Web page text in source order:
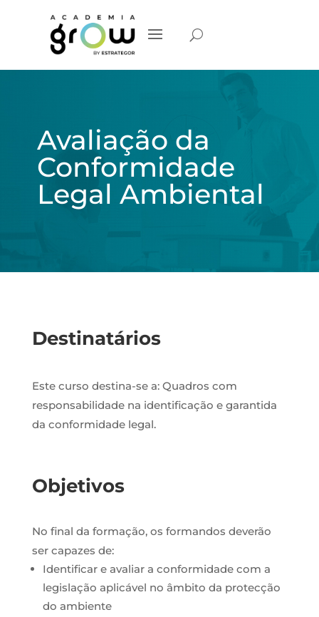
Avaliação da
Conformidade
Legal Ambiental
Destinatários
Este curso destina-se a: Quadros com
responsabilidade na identificação e garantida
da conformidade legal.
Objetivos
No final da formação, os formandos deverão
ser capazes de:
Identificar e avaliar a conformidade com a
legislação aplicável no âmbito da protecção
do ambiente